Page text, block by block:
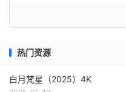
热门资源
白月梵星（2025）4K